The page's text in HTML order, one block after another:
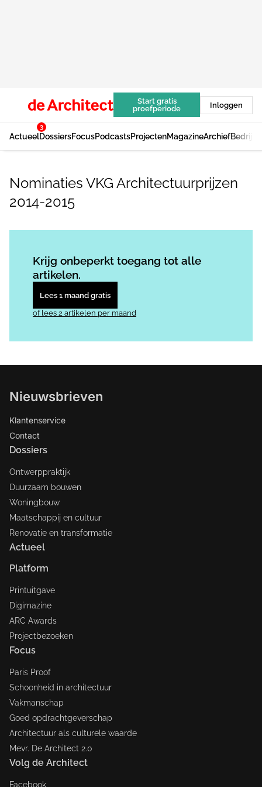
Start gratis
proefperiode
Inloggen
Actueel
3
DossiersFocusPodcastsProjectenMagazineArchief
Nominaties VKG Architectuurprijzen
2014-2015
Krijg onbeperkt toegang tot alle
artikelen.
Lees 1 maand gratis
of lees 2 artikelen per maand
Nieuwsbrieven
Klantenservice
Contact
Dossiers
Ontwerppraktijk
Duurzaam bouwen
Woningbouw
Maatschappij en cultuur
Renovatie en transformatie
Actueel
Platform
Printuitgave
Digimazine
ARC Awards
Projectbezoeken
Focus
Paris Proof
Schoonheid in architectuur
Vakmanschap
Goed opdrachtgeverschap
Architectuur als culturele waarde
Mevr. De Architect 2.0
Volg de Architect
Facebook